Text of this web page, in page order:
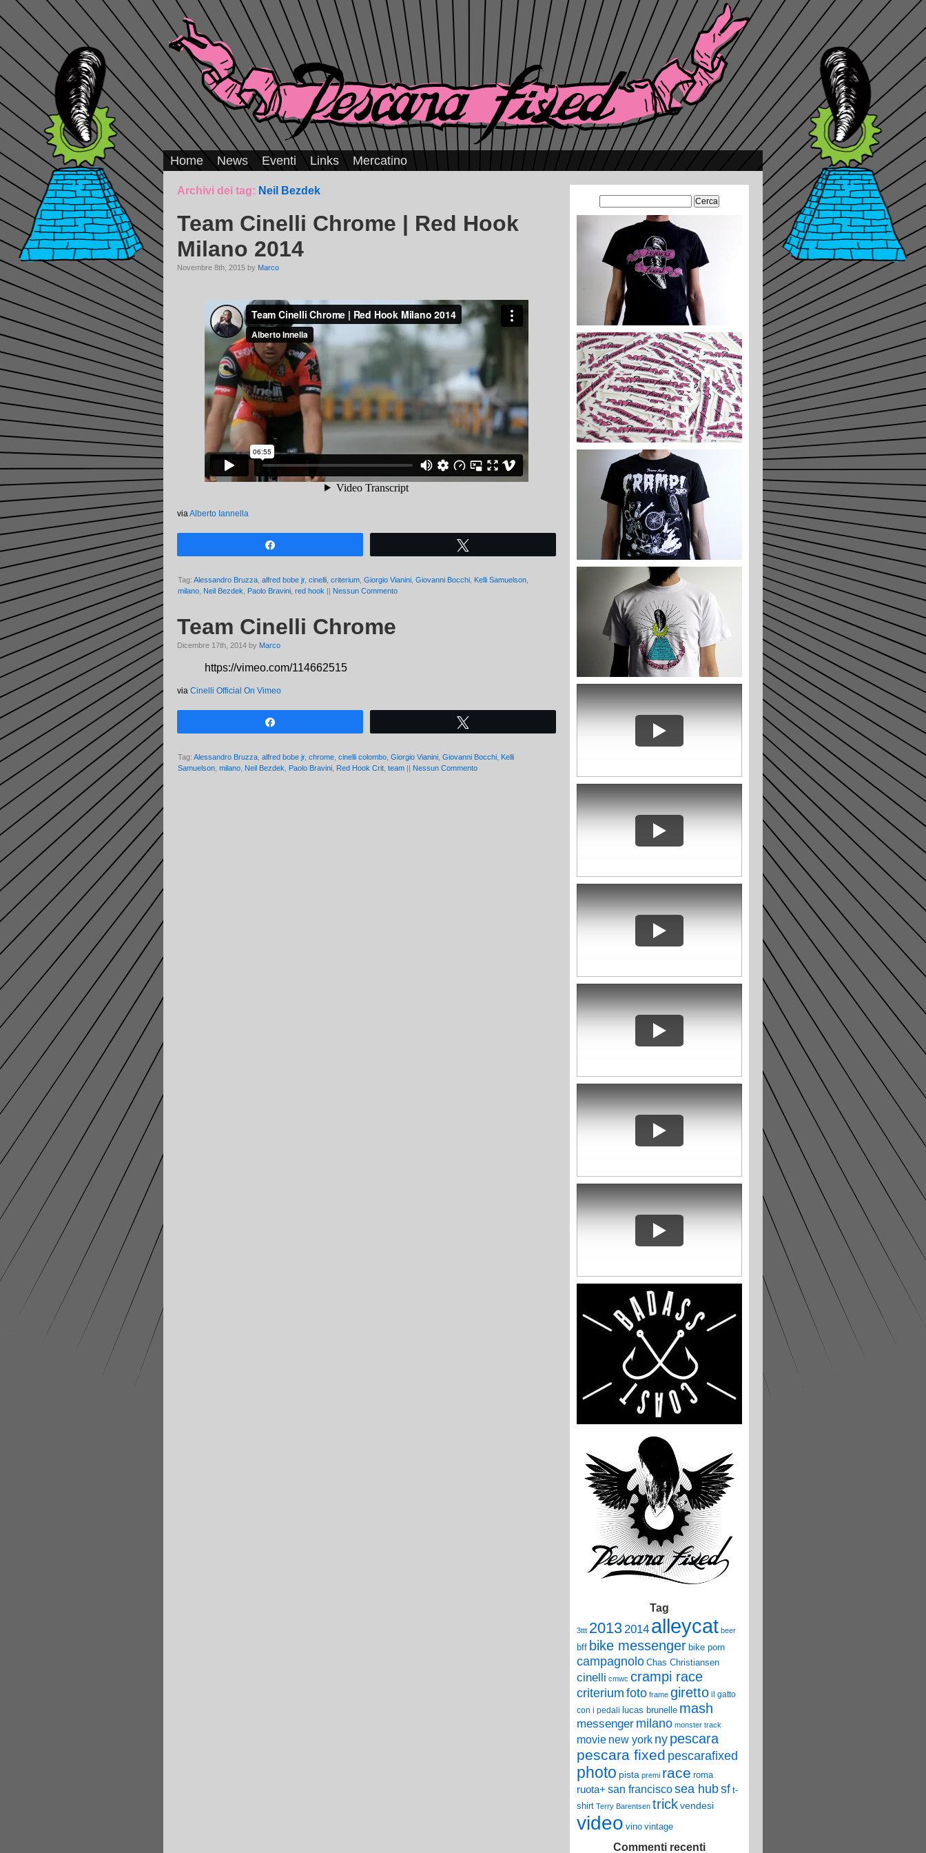
Home News Eventi Links Mercatino
Archivi dei tag: Neil Bezdek
Team Cinelli Chrome | Red Hook
Milano 2014
Novembre 8th, 2015 by Marco
viaAlberto Iannella
Tag: Alessandro Bruzza alfred bobe jr, cinelli criterium Giorgio Vianini Giovanni Bocchi Kelli Samuelson
milano Neil Bezdek Paolo Bravini red hook || Nessun Commento
Team Cinelli Chrome
Dicembre 17th, 2014 by Marco
https://vimeo.com/114662515
via Cinelli Official On Vimeo
Tag: Alessandro Bruzza alfred bobe jr, chrome cinelli colombo Giorgio Vianini Giovanni Bocchi Kelli
Samuelson milano Neil Bezdek Paolo Bravini Red Hook Crit team || Nessun Commento
Ricerca
per:
Tag
3ttt 20132014 alleycat beer
bff bike messenger bike porn
campagnolo Chas Christiansen
cinelli cmwc crampi race
criterium foto frame giretto il gatto
con i pedali lucas brunelle mash
messenger milano monster track
movie new york nypescara
pescara fixed pescarafixed
photo pista premi race roma
ruota+ san franciscosea hubsf t-
shirt Terry Barentsen trickvendesi
video vino vintage
Commenti recenti